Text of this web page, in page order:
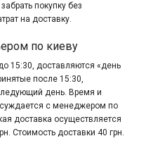
покупку без
на доставку.
по киеву
15:30, доставляются «день
после 15:30,
день. Время и
с менеджером по
доставка осуществляется
Стоимость доставки 40 грн.